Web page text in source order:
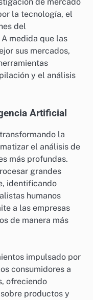
la tecnología, el
del
medida que las
sus mercados,
y el análisis
Artificial
la
el análisis de
más profundas.
grandes
identificando
humanos
a las empresas
de manera más
impulsado por
consumidores a
ofreciendo
productos y